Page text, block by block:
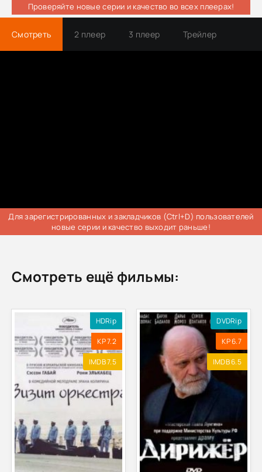
Проверяйте новые серии и качество во всех плеерах!
Смотреть 2 плеер 3 плеер Трейлер
Для зарегистрированных и закладчиков (Ctrl+D) пользователей
новые серии и качество выходит раньше!
Смотреть ещё фильмы:
HDRip
KP 7.2
IMDB 7.5
DVDRip
KP 6.7
IMDB 6.5